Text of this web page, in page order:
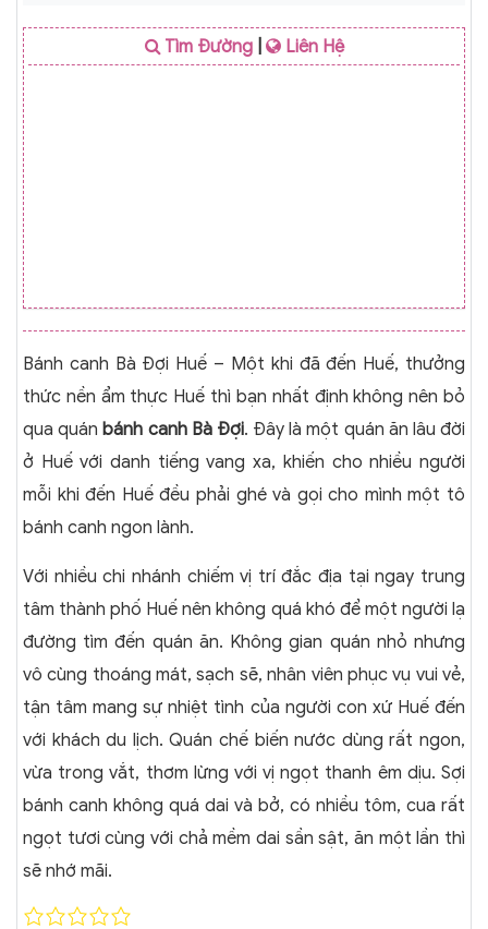
Tìm Đường Liên Hệ
Bánh canh Bà Đợi Huế – Một khi đã đến Huế, thưởng
thức nền ẩm thực Huế thì bạn nhất định không nên bỏ
qua quán bánh canh Bà Đợi. Đây là một quán ăn lâu đời
ở Huế với danh tiếng vang xa, khiến cho nhiều người
mỗi khi đến Huế đều phải ghé và gọi cho mình một tô
bánh canh ngon lành.
Với nhiều chi nhánh chiếm vị trí đắc địa tại ngay trung
tâm thành phố Huế nên không quá khó để một người lạ
đường tìm đến quán ăn. Không gian quán nhỏ nhưng
vô cùng thoáng mát, sạch sẽ, nhân viên phục vụ vui vẻ,
tận tâm mang sự nhiệt tình của người con xứ Huế đến
với khách du lịch. Quán chế biến nước dùng rất ngon,
vừa trong vắt, thơm lừng với vị ngọt thanh êm dịu. Sợi
bánh canh không quá dai và bở, có nhiều tôm, cua rất
ngọt tươi cùng với chả mềm dai sần sật, ăn một lần thì
sẽ nhớ mãi.